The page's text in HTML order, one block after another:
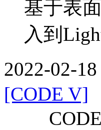
基于表
入到
2022-02-
[CODE V]
CODE